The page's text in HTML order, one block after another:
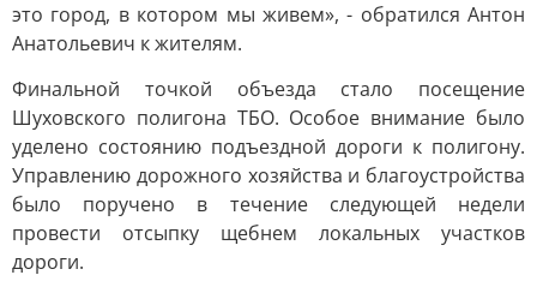
это город, в котором мы живем», - обратился Антон
Анатольевич к жителям.
Финальной точкой объезда стало посещение
Шуховского полигона ТБО. Особое внимание было
уделено состоянию подъездной дороги к полигону.
Управлению дорожного хозяйства и благоустройства
было поручено в течение следующей недели
провести отсыпку щебнем локальных участков
дороги.